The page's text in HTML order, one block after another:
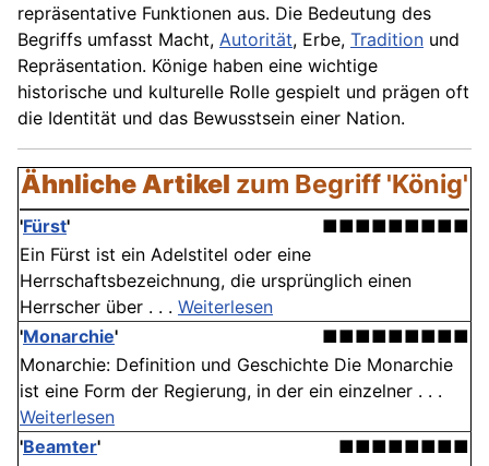
repräsentative Funktionen aus. Die Bedeutung des
Begriffs umfasst Macht, Autorität, Erbe, Tradition und
Repräsentation. Könige haben eine wichtige
historische und kulturelle Rolle gespielt und prägen oft
die Identität und das Bewusstsein einer Nation.
Ähnliche Artikel zum Begriff 'König'
'Fürst'
■■■■■■■■■
Ein Fürst ist ein Adelstitel oder eine
Herrschaftsbezeichnung, die ursprünglich einen
Herrscher über . . . Weiterlesen
'Monarchie'
■■■■■■■■■
Monarchie: Definition und Geschichte Die Monarchie
ist eine Form der Regierung, in der ein einzelner . . .
Weiterlesen
'Beamter'
■■■■■■■■